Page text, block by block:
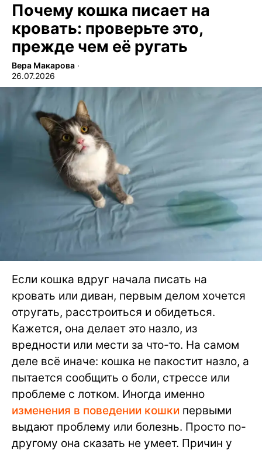
Почему кошка писает на
кровать: проверьте это,
прежде чем её ругать
Вера Макарова ∙
26.07.2026
Если кошка вдруг начала писать на
кровать или диван, первым делом хочется
отругать, расстроиться и обидеться.
Кажется, она делает это назло, из
вредности или мести за что-то. На самом
деле всё иначе: кошка не пакостит назло, а
пытается сообщить о боли, стрессе или
проблеме с лотком. Иногда именно
изменения в поведении кошки первыми
выдают проблему или болезнь. Просто по-
другому она сказать не умеет. Причин у